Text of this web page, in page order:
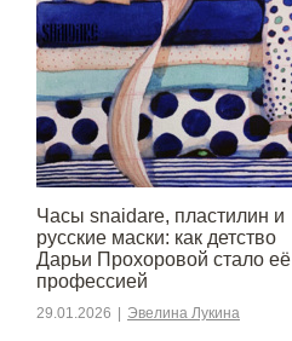
Часы snaidare, пластилин и
русские маски: как детство
Дарьи Прохоровой стало её
профессией
29.01.2026 | Эвелина Лукина